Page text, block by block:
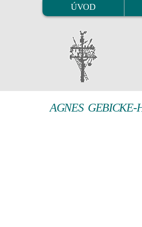
ÚVOD
AGNES GEBICKE-